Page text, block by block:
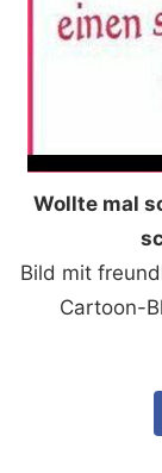
Wollte mal
Bild mit
Cartoon-